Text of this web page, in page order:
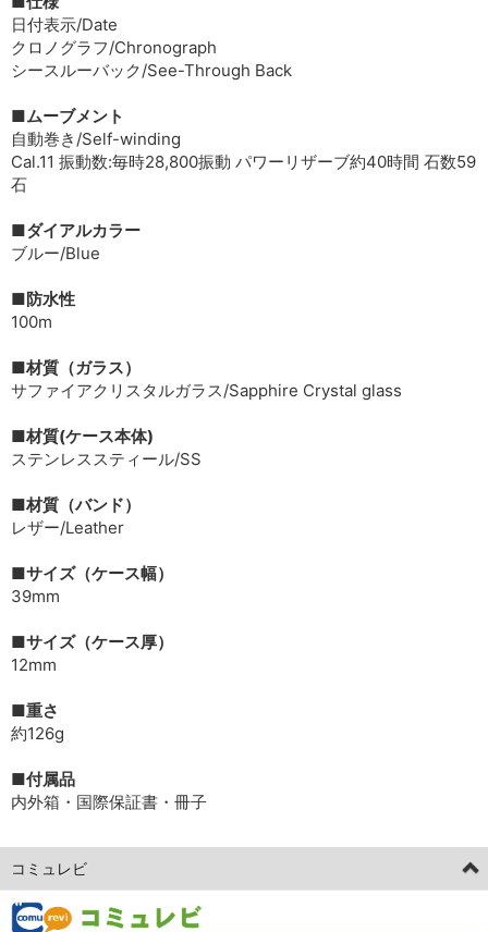
日付表示/Date
クロノグラフ/Chronograph
シースルーバック/See-Through Back
■ムーブメント
自動巻き/Self-winding
Cal.11 振動数:毎時28,800振動 パワーリザーブ約40時間 石数59
石
■ダイアルカラー
ブルー/Blue
■防水性
100m
■材質（ガラス）
サファイアクリスタルガラス/Sapphire Crystal glass
■材質(ケース本体)
ステンレススティール/SS
■材質（バンド）
レザー/Leather
■サイズ（ケース幅）
39mm
■サイズ（ケース厚）
12mm
■重さ
約126g
■付属品
内外箱・国際保証書・冊子
コミュレビ